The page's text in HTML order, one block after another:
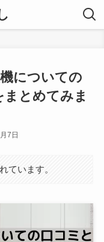
についての
まとめてみま
7日
ています。